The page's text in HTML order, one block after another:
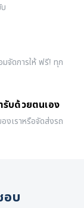
มจัดการให้ ฟรี! ทุก
รับด้วยตนเอง
งเราหรือจัดส่งรถ
บ